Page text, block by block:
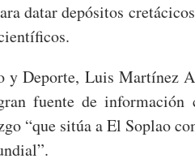
datar depósitos
y Deporte, Luis Martínez
fuente de información
“que sitúa a El Soplao